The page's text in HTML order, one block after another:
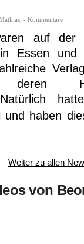
- Kommentare
auf der
Essen und
und haben
Weiter zu allen
von